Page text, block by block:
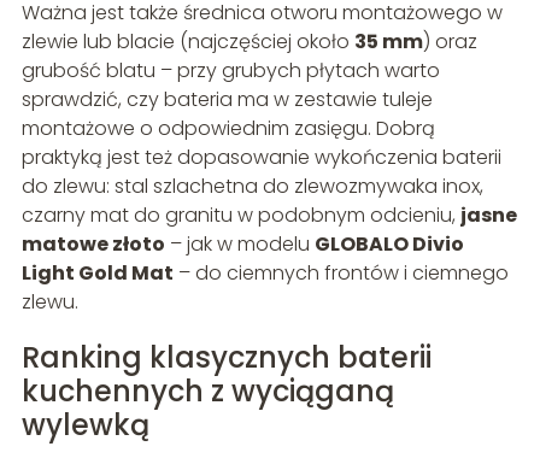
Ważna jest także średnica otworu montażowego w
zlewie lub blacie (najczęściej około 35 mm) oraz
grubość blatu – przy grubych płytach warto
sprawdzić, czy bateria ma w zestawie tuleje
montażowe o odpowiednim zasięgu. Dobrą
praktyką jest też dopasowanie wykończenia baterii
do zlewu: stal szlachetna do zlewozmywaka inox,
czarny mat do granitu w podobnym odcieniu, jasne
matowe złoto – jak w modelu GLOBALO Divio
Light Gold Mat – do ciemnych frontów i ciemnego
zlewu.
Ranking klasycznych baterii
kuchennych z wyciąganą
wylewką